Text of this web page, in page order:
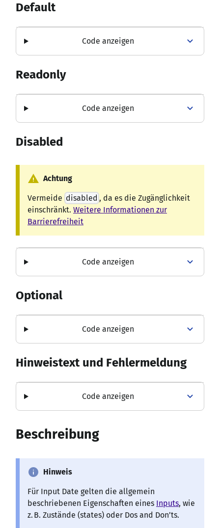
Default
Code anzeigen
Readonly
Code anzeigen
Disabled
warning Achtung
Vermeide disabled , da es die Zugänglichkeit
einschränkt. Weitere Informationen zur
Barrierefreiheit
Code anzeigen
Optional
Code anzeigen
Hinweistext und Fehlermeldung
Code anzeigen
Beschreibung
info Hinweis
Für Input Date gelten die allgemein
beschriebenen Eigenschaften eines Inputs, wie
z. B. Zustände (states) oder Dos and Don’ts.